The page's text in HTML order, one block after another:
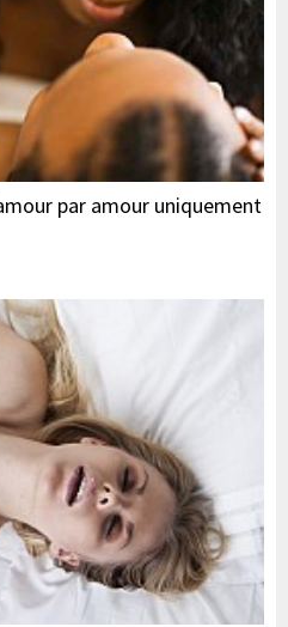
par amour uniquement